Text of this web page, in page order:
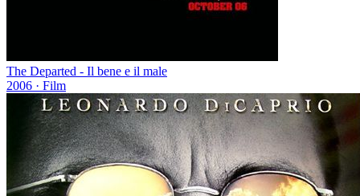
The Departed - Il bene e il male
2006 · Film